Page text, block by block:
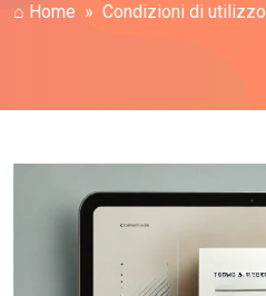
⌂ Home Condizioni di utilizzo